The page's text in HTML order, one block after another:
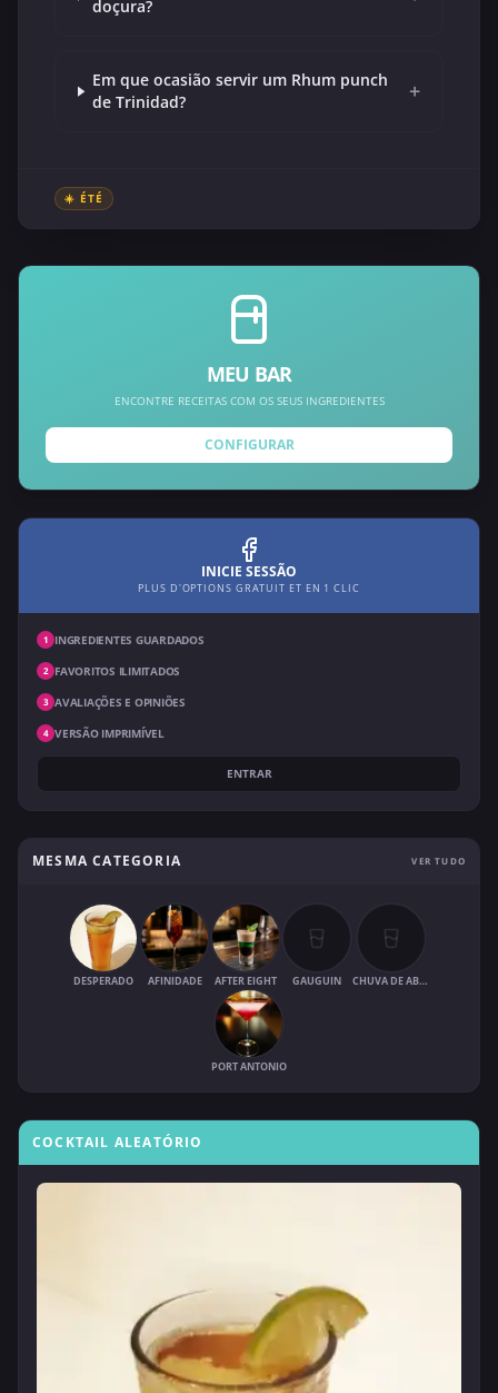
doçura?
Em que ocasião servir um Rhum punch
de Trinidad?
+
☀️ ÉTÉ
MEU BAR
ENCONTRE RECEITAS COM OS SEUS INGREDIENTES
CONFIGURAR
INICIE SESSÃO
PLUS D'OPTIONS GRATUIT ET EN 1 CLIC
1 INGREDIENTES GUARDADOS
2 FAVORITOS ILIMITADOS
3 AVALIAÇÕES E OPINIÕES
4 VERSÃO IMPRIMÍVEL
ENTRAR
MESMA CATEGORIA VER TUDO
DESPERADO AFINIDADE AFTER EIGHT GAUGUIN CHUVA DE ABRIL
PORT ANTONIO
COCKTAIL ALEATÓRIO